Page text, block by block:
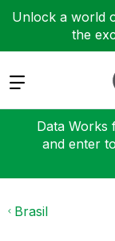
Unlock a world
the
Expand
Data Works
and enter
Brasil